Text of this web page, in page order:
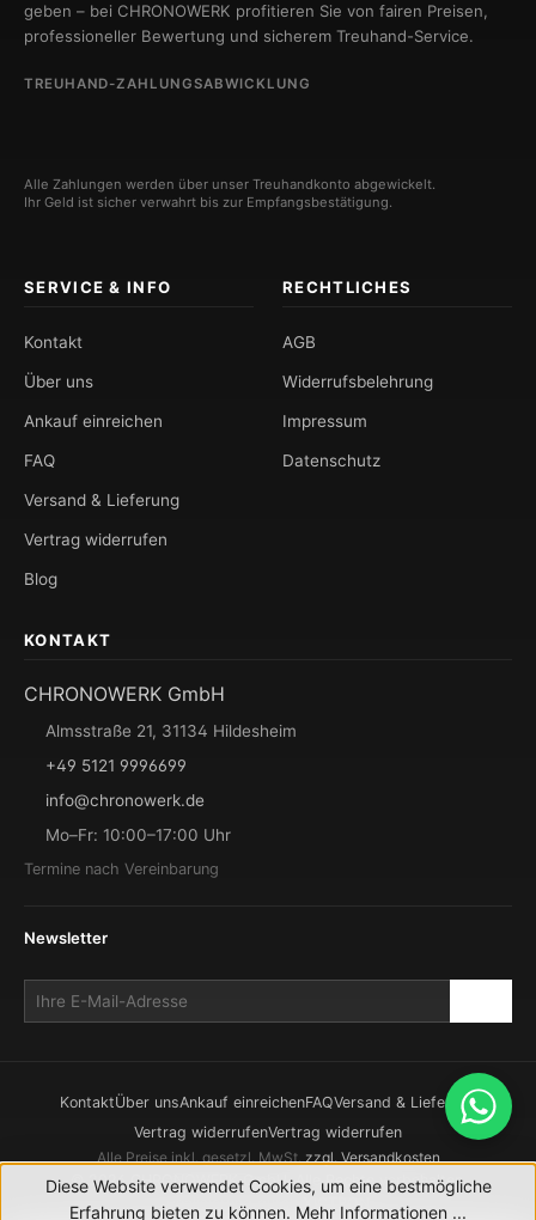
geben – bei CHRONOWERK profitieren Sie von fairen Preisen,
professioneller Bewertung und sicherem Treuhand-Service.
TREUHAND-ZAHLUNGSABWICKLUNG
Alle Zahlungen werden über unser Treuhandkonto abgewickelt.
Ihr Geld ist sicher verwahrt bis zur Empfangsbestätigung.
SERVICE & INFO
Kontakt
Über uns
Ankauf einreichen
FAQ
Versand & Lieferung
Vertrag widerrufen
Blog
RECHTLICHES
AGB
Widerrufsbelehrung
Impressum
Datenschutz
KONTAKT
CHRONOWERK GmbH
Almsstraße 21, 31134 Hildesheim
+49 5121 9996699
info@chronowerk.de
Mo–Fr: 10:00–17:00 Uhr
Termine nach Vereinbarung
Newsletter
KontaktÜber unsAnkauf einreichenFAQVersand & Lieferung
Vertrag widerrufenVertrag widerrufen
Alle Preise inkl. gesetzl. MwSt.zzgl. Versandkosten
© 2026 CHRONOWERK GmbH. Alle Rechte vorbehalten.
Realisierung durch XICTRON
Diese Website verwendet Cookies, um eine bestmögliche
Erfahrung bieten zu können. Mehr Informationen ...